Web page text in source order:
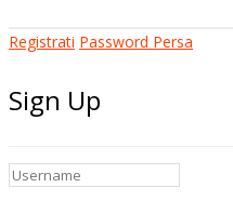
Registrati Password Persa
Sign Up